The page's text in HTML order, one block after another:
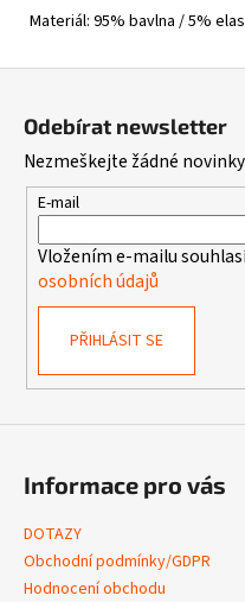
Materiál: 95% bavlna / 5%
Odebírat newsletter
Nezmeškejte žádné
E-mail
Vložením e-mailu
osobních údajů
PŘIHLÁSIT SE
Informace pro vás
DOTAZY
Obchodní podmínky/GDPR
Hodnocení obchodu